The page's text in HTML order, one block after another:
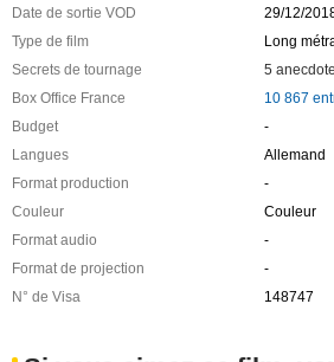
Date de sortie VOD
29/12/
Type de film
Long
Secrets de tournage
5
Box Office France
10 867
Budget
-
Langues
Allemand
Format production
-
Couleur
Couleur
Format audio
-
Format de projection
-
N° de Visa
148747